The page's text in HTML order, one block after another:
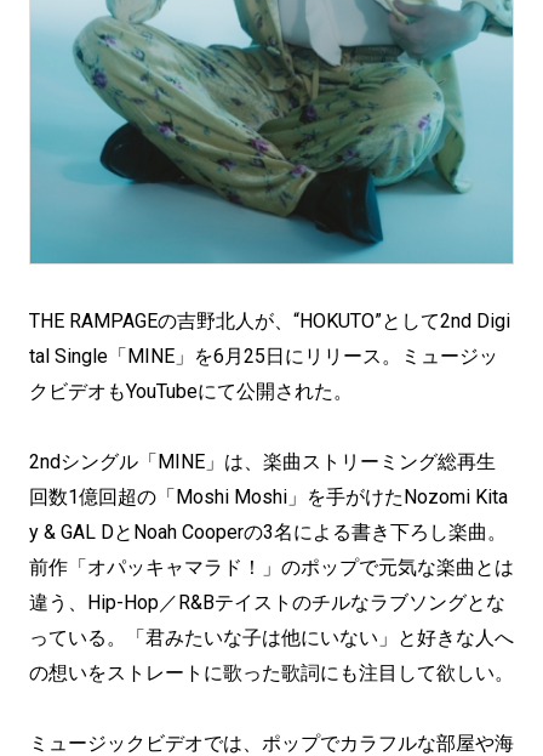
THE RAMPAGEの吉野北人が、“HOKUTO”として2nd Digi
tal Single「MINE」を6月25日にリリース。ミュージッ
クビデオもYouTubeにて公開された。
2ndシングル「MINE」は、楽曲ストリーミング総再生
回数1億回超の「Moshi Moshi」を手がけたNozomi Kita
y & GAL DとNoah Cooperの3名による書き下ろし楽曲。
前作「オパッキャマラド！」のポップで元気な楽曲とは
違う、Hip-Hop／R&Bテイストのチルなラブソングとな
っている。「君みたいな子は他にいない」と好きな人へ
の想いをストレートに歌った歌詞にも注目して欲しい。
ミュージックビデオでは、ポップでカラフルな部屋や海